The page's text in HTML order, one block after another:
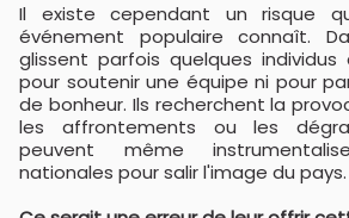
Il existe cependant un risque
événement populaire connaît.
glissent parfois quelques
pour soutenir une équipe ni pour
de bonheur. Ils recherchent la
les affrontements ou les
peuvent même
nationales pour salir l'image du pays.